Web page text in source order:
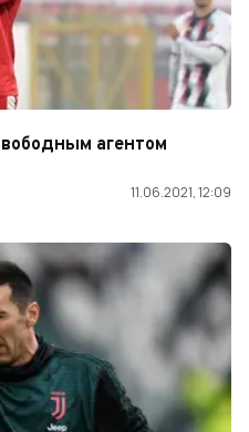
агентом
11.06.2021, 12:09